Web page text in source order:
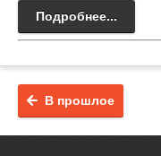
Подробнее...
В прошлое